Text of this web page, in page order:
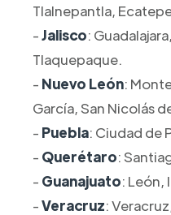
Tlalnepantla,
-Jalisco:
Tlaquepaque.
- Nuevo León:
García, San Nicolás
- Puebla: Ciudad de
- Querétaro:
- Guanajuato: León,
-Veracruz: